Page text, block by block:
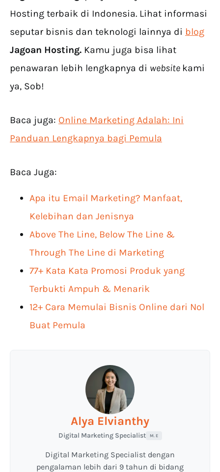
Hosting terbaik di Indonesia. Lihat informasi
seputar bisnis dan teknologi lainnya di blog
Jagoan Hosting. Kamu juga bisa lihat
penawaran lebih lengkapnya di website kami
ya, Sob!
Baca juga: Online Marketing Adalah: Ini
Panduan Lengkapnya bagi Pemula
Baca Juga:
Apa itu Email Marketing? Manfaat,
Kelebihan dan Jenisnya
Above The Line, Below The Line &
Through The Line di Marketing
77+ Kata Kata Promosi Produk yang
Terbukti Ampuh & Menarik
12+ Cara Memulai Bisnis Online dari Nol
Buat Pemula
Alya Elvianthy
Digital Marketing Specialist M. E
Digital Marketing Specialist dengan
pengalaman lebih dari 9 tahun di bidang